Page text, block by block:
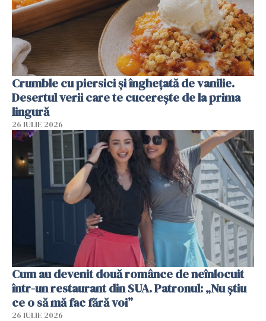
Crumble cu piersici și înghețată de vanilie.
Desertul verii care te cucerește de la prima
lingură
26 IULIE 2026
Cum au devenit două românce de neînlocuit
într-un restaurant din SUA. Patronul: „Nu știu
ce o să mă fac fără voi”
26 IULIE 2026